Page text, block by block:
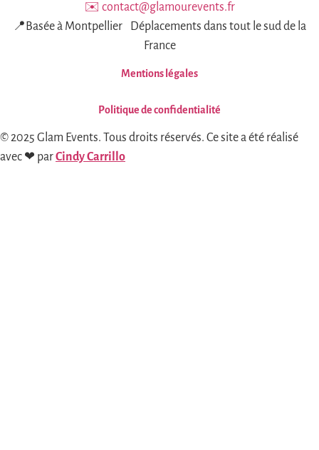
✉️ contact@glamourevents.fr
📍Basée à Montpellier Déplacements dans tout le sud de la
France
Mentions légales
Politique de confidentialité
© 2025 Glam Events. Tous droits réservés. Ce site a été réalisé
avec ❤ parCindy Carrillo